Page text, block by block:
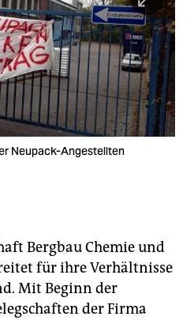
Neupack-Angestellten
Bergbau Chemie und
für ihre Verhältnisse
Mit Beginn der
der Firma